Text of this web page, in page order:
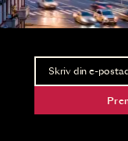
Nyhetsbrev
Ta del av